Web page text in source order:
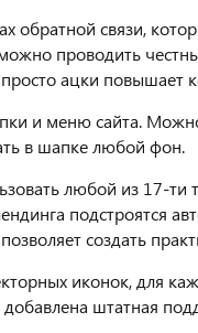
связи,
проводить
ацки повышает
и меню сайта.
в шапке любой фон.
любой из 17-ти
подстроятся
создать
иконок, для
штатная